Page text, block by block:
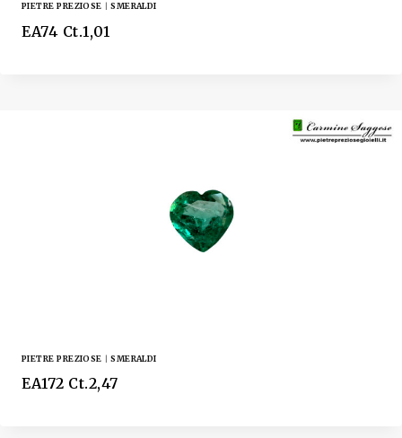
PIETRE PREZIOSE |SMERALDI
EA74 Ct.1,01
PIETRE PREZIOSE |SMERALDI
EA172 Ct.2,47